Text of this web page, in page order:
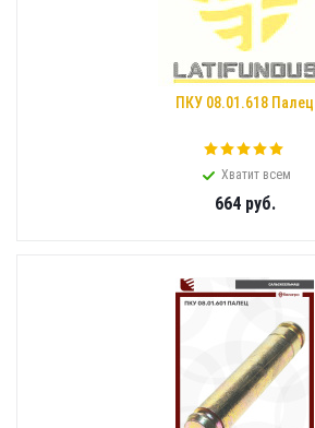
ПКУ 08.01.618 Палец
Хватит всем
664руб.